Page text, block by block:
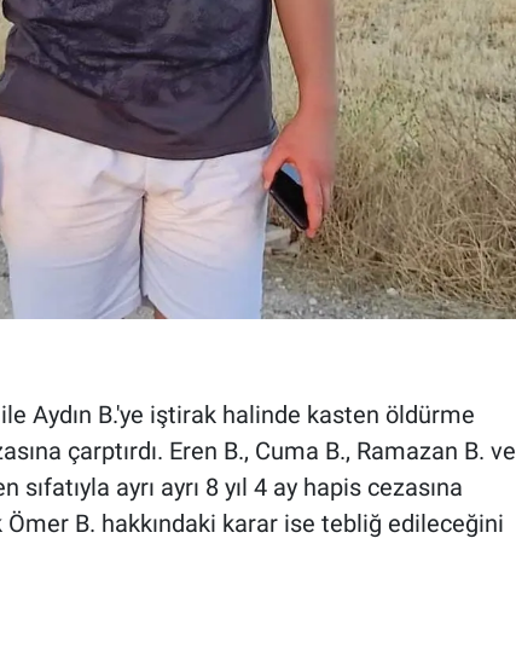
Aydın B.'ye iştirak halinde kasten öldürme
çarptırdı. Eren B., Cuma B., Ramazan B. ve
sıfatıyla ayrı ayrı 8 yıl 4 ay hapis cezasına
Ömer B. hakkındaki karar ise tebliğ edileceğini